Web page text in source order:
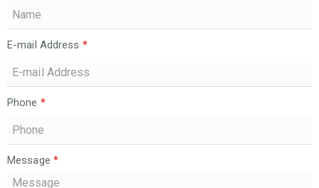
E-mail Address *
Phone *
Message *